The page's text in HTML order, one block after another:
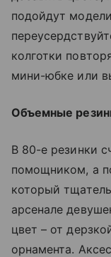
подойдут
колготки
мини-юбке или
Объемные
В 80-е резинки
помощником, а
который
арсенале
цвет – от
орнамента.